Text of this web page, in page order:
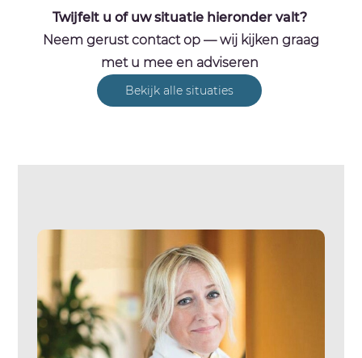
Twijfelt u of uw situatie hieronder valt?
Neem gerust contact op — wij kijken graag
met u mee en adviseren
Bekijk alle situaties